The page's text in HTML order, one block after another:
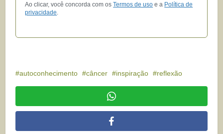
Ao clicar, você concorda com osTermos de uso e a Política de
privacidade.
autoconhecimento câncer inspiração reflexão